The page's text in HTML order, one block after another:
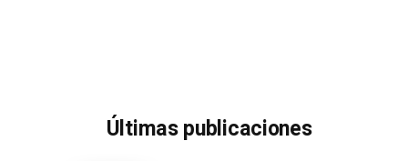
Últimas publicaciones